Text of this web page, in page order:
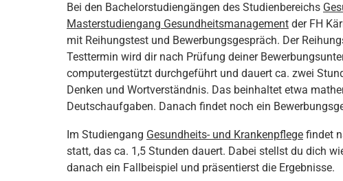
Bei den Bachelorstudiengängen des Studienbereichs
Masterstudiengang Gesundheitsmanagement der FH
mit Reihungstest und Bewerbungsgespräch. Der
Testtermin wird dir nach Prüfung deiner
computergestützt durchgeführt und dauert ca. zwei
Denken und Wortverständnis. Das beinhaltet etwa
Deutschaufgaben. Danach findet noch ein
Im Studiengang Gesundheits- und Krankenpflege findet
statt, das ca. 1,5 Stunden dauert. Dabei stellst du dich
danach ein Fallbeispiel und präsentierst die Ergebnisse.